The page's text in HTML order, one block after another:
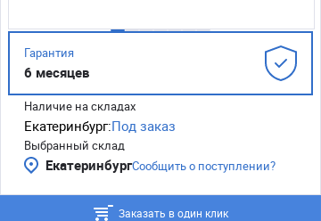
Гарантия
6 месяцев
Наличие на складах
Екатеринбург:Под заказ
Выбранный склад
ЕкатеринбургСообщить о поступлении?
Заказать в один клик